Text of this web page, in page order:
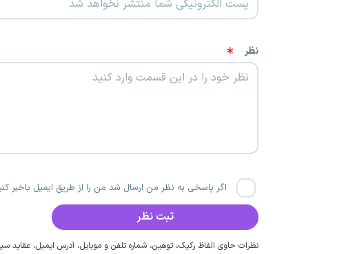
نظر
اگر پاسخی به نظر من ارسال شد من را از طریق ایمیل باخبر
نظرات حاوی الفاظ رکیک، توهین، شماره تلفن و موبایل، آدرس ایمیل، عقاید